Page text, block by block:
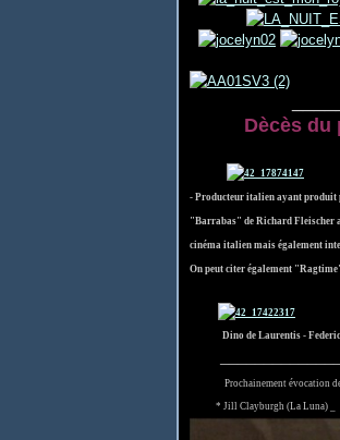
Dècès du
- Producteur italien ayant produit
"Barrabas" de Richard Fleischer
cinéma italien mais également
On peut citer également
Dino de Laurentis -
Prochainement évocation
* Jill Clayburgh (La Luna) _